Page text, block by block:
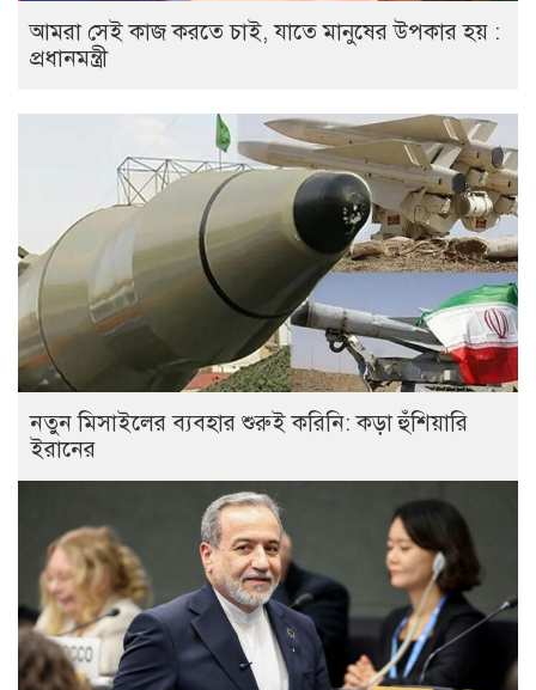
আমরা সেই কাজ করতে চাই, যাতে মানুষের উপকার হয় :
প্রধানমন্ত্রী
নতুন মিসাইলের ব্যবহার শুরুই করিনি: কড়া হুঁশিয়ারি
ইরানের